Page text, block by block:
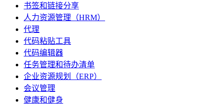
书签和链接分享
人力资源管理（HRM）
代理
代码粘贴工具
代码编辑器
任务管理和待办清单
企业资源规划（ERP）
会议管理
健康和健身